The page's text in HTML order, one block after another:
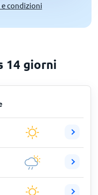
condizioni
14 giorni